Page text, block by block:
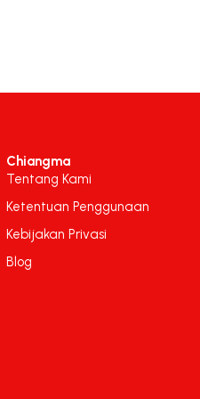
Chiangma
Tentang Kami
Ketentuan Penggunaan
Kebijakan Privasi
Blog